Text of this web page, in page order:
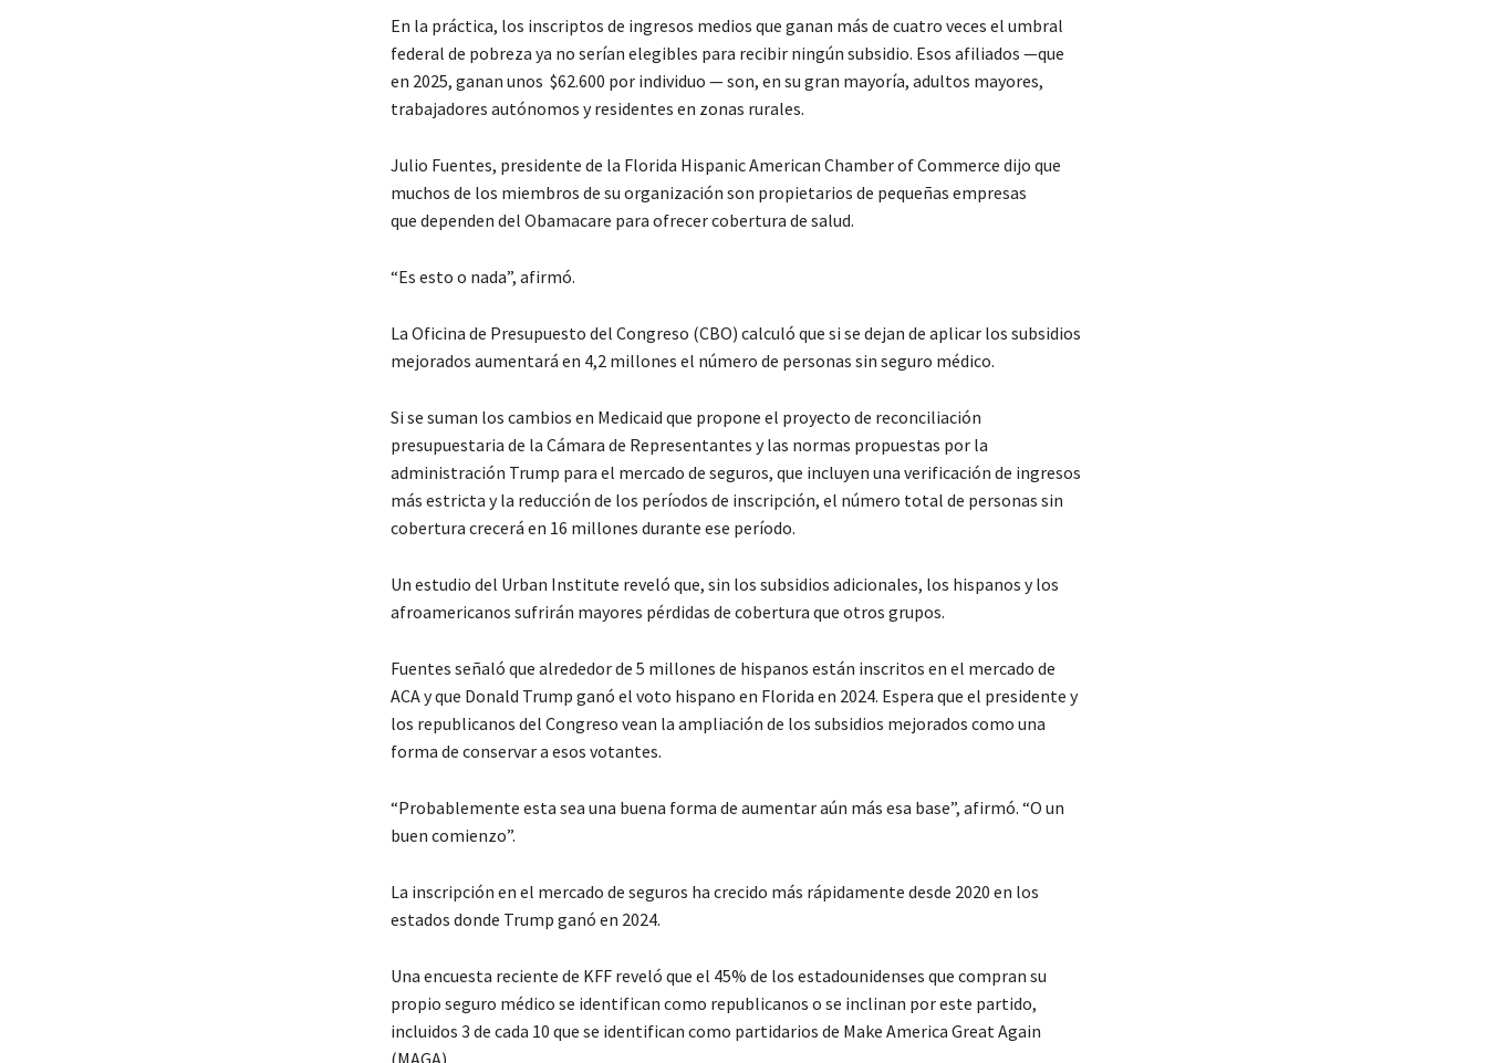
En la práctica, los inscriptos de ingresos medios que ganan más de cuatro veces el umbral
federal de pobreza ya no serían elegibles para recibir ningún subsidio. Esos afiliados —que
en 2025, ganan unos $62.600 por individuo — son, en su gran mayoría, adultos mayores,
trabajadores autónomos y residentes en zonas rurales.
Julio Fuentes, presidente de la Florida Hispanic American Chamber of Commerce dijo que
muchos de los miembros de su organización son propietarios de pequeñas empresas
que dependen del Obamacare para ofrecer cobertura de salud.
“Es esto o nada”, afirmó.
La Oficina de Presupuesto del Congreso (CBO) calculó que si se dejan de aplicar los subsidios
mejorados aumentará en 4,2 millones el número de personas sin seguro médico.
Si se suman los cambios en Medicaid que propone el proyecto de reconciliación
presupuestaria de la Cámara de Representantes y las normas propuestas por la
administración Trump para el mercado de seguros, que incluyen una verificación de ingresos
más estricta y la reducción de los períodos de inscripción, el número total de personas sin
cobertura crecerá en 16 millones durante ese período.
Un estudio del Urban Institute reveló que, sin los subsidios adicionales, los hispanos y los
afroamericanos sufrirán mayores pérdidas de cobertura que otros grupos.
Fuentes señaló que alrededor de 5 millones de hispanos están inscritos en el mercado de
ACA y que Donald Trump ganó el voto hispano en Florida en 2024. Espera que el presidente y
los republicanos del Congreso vean la ampliación de los subsidios mejorados como una
forma de conservar a esos votantes.
“Probablemente esta sea una buena forma de aumentar aún más esa base”, afirmó. “O un
buen comienzo”.
La inscripción en el mercado de seguros ha crecido más rápidamente desde 2020 en los
estados donde Trump ganó en 2024.
Una encuesta reciente de KFF reveló que el 45% de los estadounidenses que compran su
propio seguro médico se identifican como republicanos o se inclinan por este partido,
incluidos 3 de cada 10 que se identifican como partidarios de Make America Great Again